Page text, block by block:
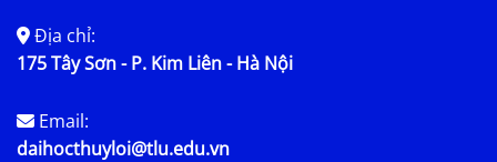
Địa chỉ:
175 Tây Sơn - P. Kim Liên - Hà Nội
Email:
daihocthuyloi@tlu.edu.vn